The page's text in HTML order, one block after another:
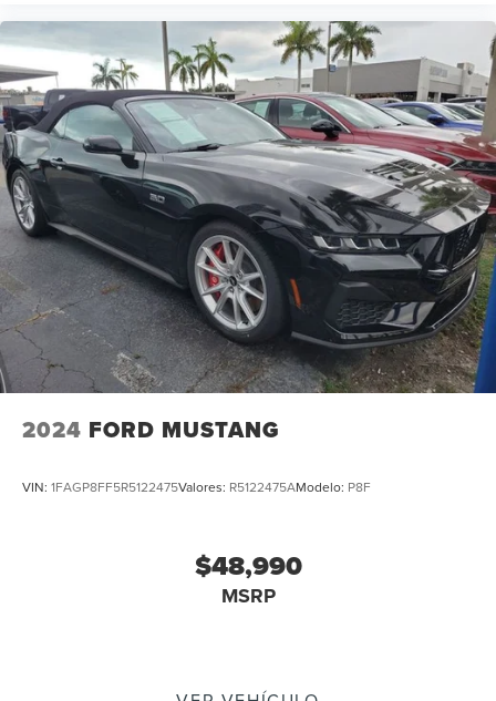
2024 FORD MUSTANG
VIN: 1FAGP8FF5R5122475Valores: R5122475AModelo: P8F
$48,990
MSRP